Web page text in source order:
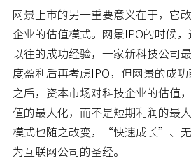
网景上市的另一重要意义在于，它
企业的估值模式。网景IPO的时候
以往的成功经验，一家新科技公司
度盈利后再考虑IPO，但网景的成功
之后，资本市场对科技企业的估值
值的最大化，而不是短期利润的最
模式也随之改变，“快速成长”、
为互联网公司的圣经。